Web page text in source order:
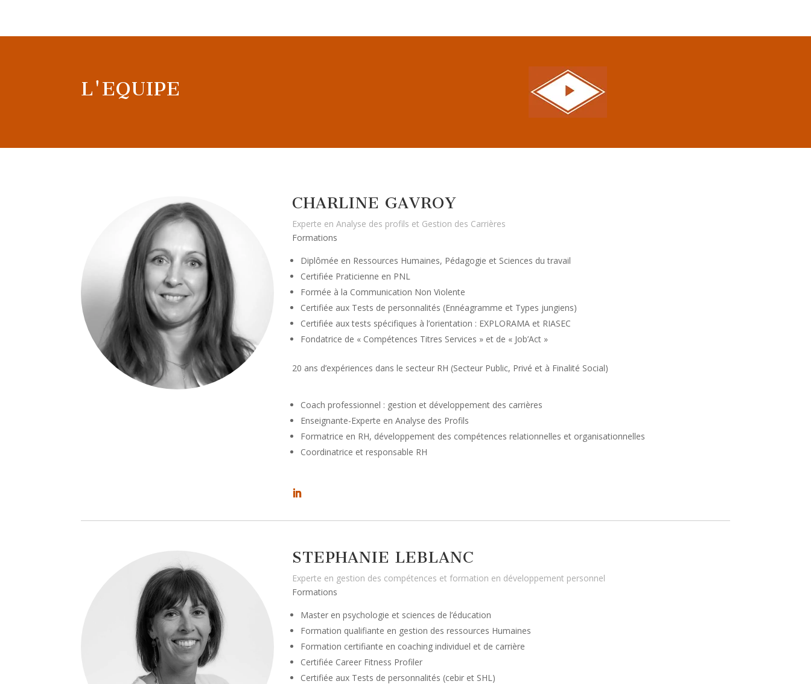
L'EQUIPE
CHARLINE GAVROY
Experte en Analyse des profils et Gestion des Carrières
Formations
Diplômée en Ressources Humaines, Pédagogie et Sciences du travail
Certifiée Praticienne en PNL
Formée à la Communication Non Violente
Certifiée aux Tests de personnalités (Ennéagramme et Types jungiens)
Certifiée aux tests spécifiques à l’orientation : EXPLORAMA et RIASEC
Fondatrice de « Compétences Titres Services » et de « Job’Act »
20 ans d’expériences dans le secteur RH (Secteur Public, Privé et à Finalité Social)
Coach professionnel : gestion et développement des carrières
Enseignante-Experte en Analyse des Profils
Formatrice en RH, développement des compétences relationnelles et organisationnelles
Coordinatrice et responsable RH
STEPHANIE LEBLANC
Experte en gestion des compétences et formation en développement personnel
Formations
Master en psychologie et sciences de l’éducation
Formation qualifiante en gestion des ressources Humaines
Formation certifiante en coaching individuel et de carrière
Certifiée Career Fitness Profiler
Certifiée aux Tests de personnalités (cebir et SHL)